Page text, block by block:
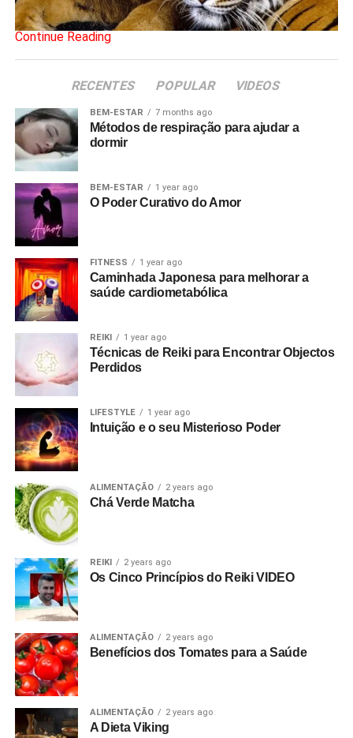
Continue Reading
RECENTES POPULAR VIDEOS
BEM-ESTAR 7 months ago
Métodos de respiração para ajudar a
dormir
BEM-ESTAR 1 year ago
O Poder Curativo do Amor
FITNESS 1 year ago
Caminhada Japonesa para melhorar a
saúde cardiometabólica
REIKI 1 year ago
Técnicas de Reiki para Encontrar Objectos
Perdidos
LIFESTYLE 1 year ago
Intuição e o seu Misterioso Poder
ALIMENTAÇÃO 2 years ago
Chá Verde Matcha
REIKI 2 years ago
Os Cinco Princípios do Reiki VIDEO
ALIMENTAÇÃO 2 years ago
Benefícios dos Tomates para a Saúde
ALIMENTAÇÃO 2 years ago
A Dieta Viking